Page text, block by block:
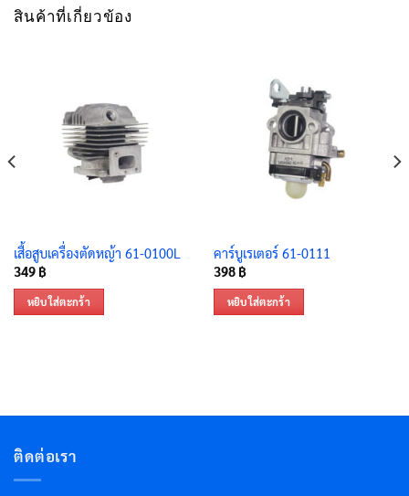
สินค้าที่เกี่ยวข้อง
เสื้อสูบเครื่องตัดหญ้า 61-0100L
349 ฿
หยิบใส่ตะกร้า
คาร์บูเรเตอร์ 61-0111
398 ฿
หยิบใส่ตะกร้า
ติดต่อเรา